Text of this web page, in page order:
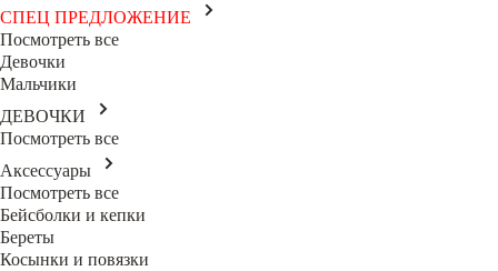
СПЕЦ ПРЕДЛОЖЕНИЕ
Посмотреть все
Девочки
Мальчики
ДЕВОЧКИ
Посмотреть все
Аксессуары
Посмотреть все
Бейсболки и кепки
Береты
Косынки и повязки